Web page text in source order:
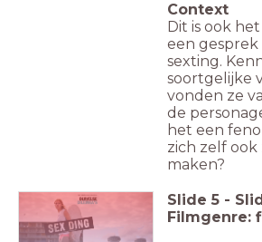
Context
Dit is ook
een gesprek
sexting.
soortgelijke
vonden ze
de
het een
zich zelf
maken?
Slide 5 -
Filmgenre: